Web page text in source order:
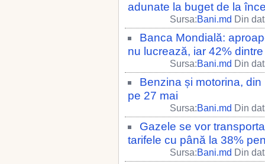
adunate la buget de la
Sursa:Bani.md Din
Banca Mondială:
nu lucrează, iar 42%
Sursa:Bani.md Din
Benzina și motorina,
pe 27 mai
Sursa:Bani.md Din
Gazele se vor
tarifele cu până la 38%
Sursa:Bani.md Din